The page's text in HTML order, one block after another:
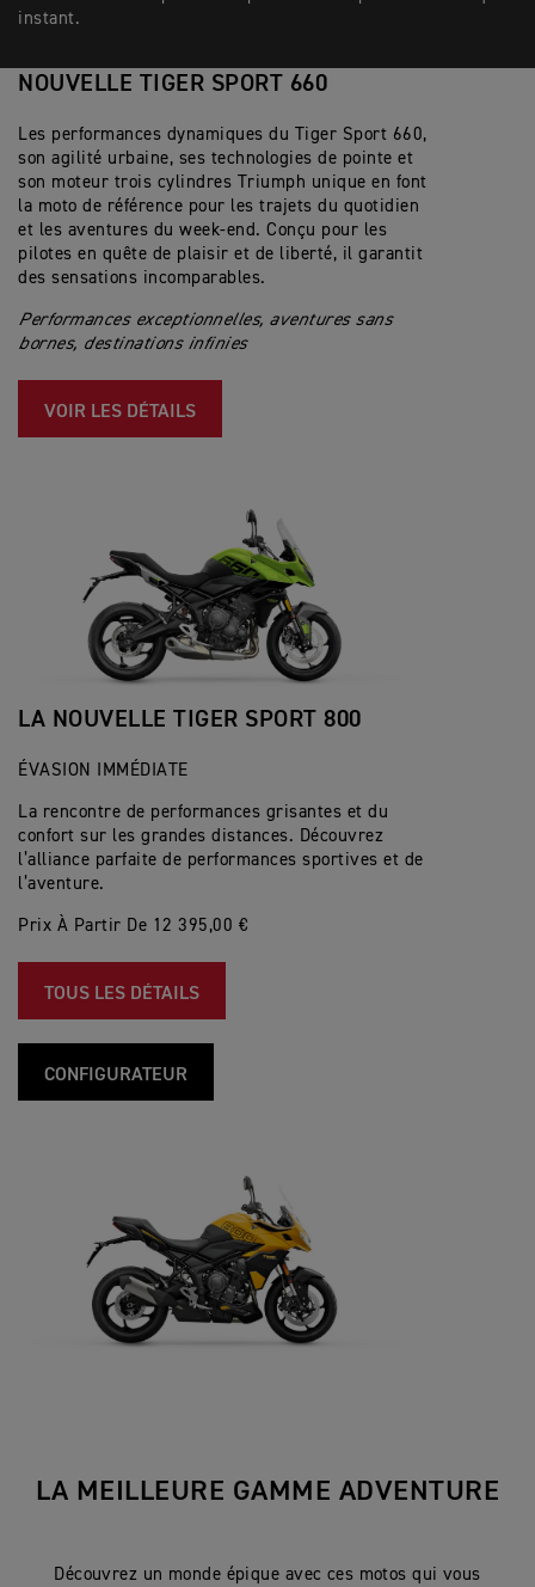
instant.
NOUVELLE TIGER SPORT 660
Les performances dynamiques du Tiger Sport 660,
son agilité urbaine, ses technologies de pointe et
son moteur trois cylindres Triumph unique en font
la moto de référence pour les trajets du quotidien
et les aventures du week-end. Conçu pour les
pilotes en quête de plaisir et de liberté, il garantit
des sensations incomparables.
Performances exceptionnelles, aventures sans
bornes, destinations infinies
VOIR LES DÉTAILS
LA NOUVELLE TIGER SPORT 800
ÉVASION IMMÉDIATE
La rencontre de performances grisantes et du
confort sur les grandes distances. Découvrez
l’alliance parfaite de performances sportives et de
l’aventure.
Prix À Partir De 12 395,00 €
TOUS LES DÉTAILS
CONFIGURATEUR
LA MEILLEURE GAMME ADVENTURE
Découvrez un monde épique avec ces motos qui vous